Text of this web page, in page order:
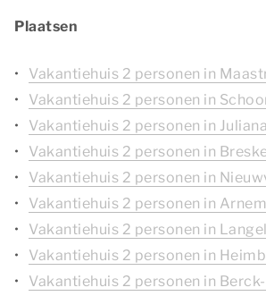
Plaatsen
Vakantiehuis 2 personen in
Vakantiehuis 2 personen in
Vakantiehuis 2 personen in
Vakantiehuis 2 personen in
Vakantiehuis 2 personen in
Vakantiehuis 2 personen in
Vakantiehuis 2 personen in
Vakantiehuis 2 personen in
Vakantiehuis 2 personen in